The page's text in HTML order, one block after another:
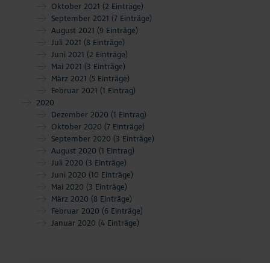
Oktober 2021 (2 Einträge)
September 2021 (7 Einträge)
August 2021 (9 Einträge)
Juli 2021 (8 Einträge)
Juni 2021 (2 Einträge)
Mai 2021 (3 Einträge)
März 2021 (5 Einträge)
Februar 2021 (1 Eintrag)
2020
Dezember 2020 (1 Eintrag)
Oktober 2020 (7 Einträge)
September 2020 (3 Einträge)
August 2020 (1 Eintrag)
Juli 2020 (3 Einträge)
Juni 2020 (10 Einträge)
Mai 2020 (3 Einträge)
März 2020 (8 Einträge)
Februar 2020 (6 Einträge)
Januar 2020 (4 Einträge)